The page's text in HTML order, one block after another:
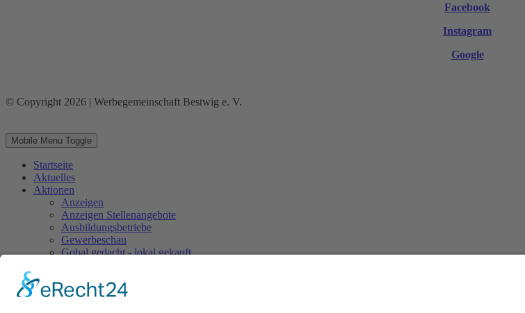
Facebook
Instagram
Google
© Copyright 2026 | Werbegemeinschaft Bestwig e. V.
Mobile Menu Toggle
Startseite
Aktuelles
Aktionen
Anzeigen
Anzeigen Stellenangebote
Ausbildungsbetriebe
Gewerbeschau
Gobal gedacht - lokal gekauft
Sonderseiten